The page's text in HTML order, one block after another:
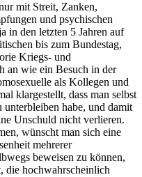
mit Streit, Zanken,
und psychischen
in den letzten 5 Jahren auf
bis zum Bundestag,
Kriegs- und
an wie ein Besuch in der
als Kollegen und
klargestellt, dass man selbst
habe, und damit
Unschuld nicht verlieren.
wünscht man sich eine
mehrerer
beweisen zu können,
die hochwahrscheinlich